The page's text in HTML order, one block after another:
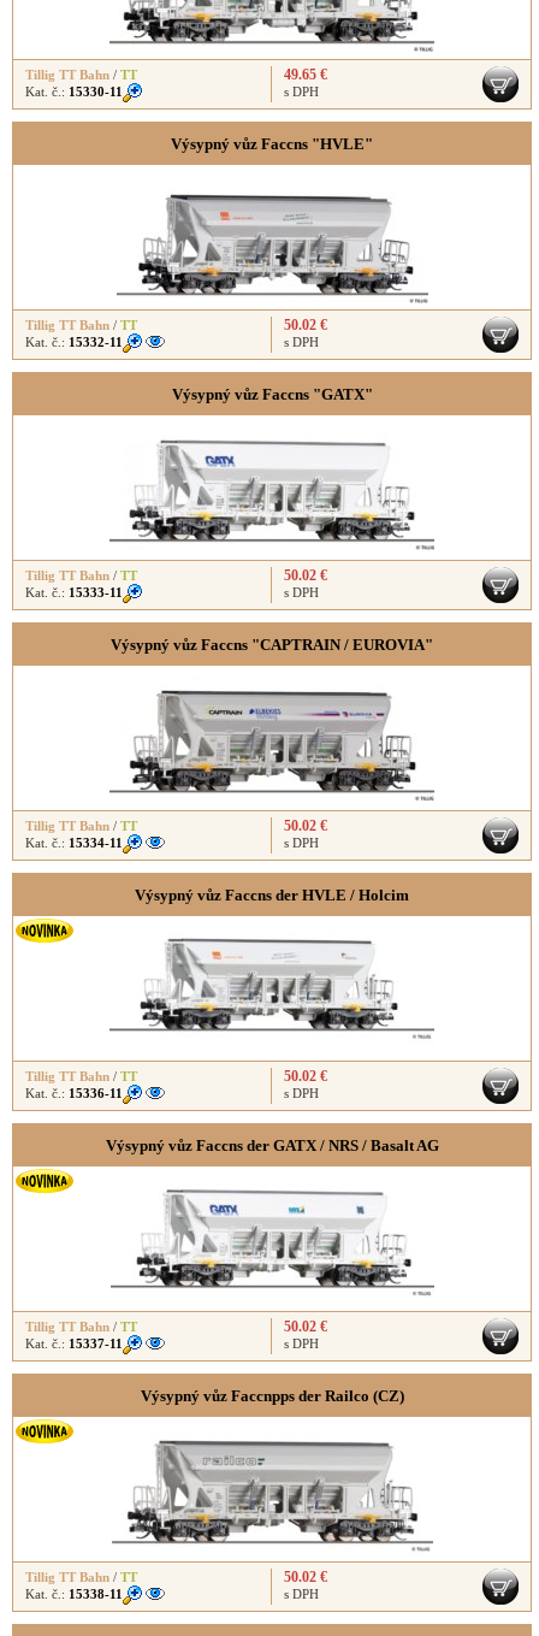
Tillig TT Bahn / TT
Kat. č.: 15330-11
49.65 €
s DPH
Výsypný vůz Faccns "HVLE"
Tillig TT Bahn / TT
Kat. č.: 15332-11
50.02 €
s DPH
Výsypný vůz Faccns "GATX"
Tillig TT Bahn / TT
Kat. č.: 15333-11
50.02 €
s DPH
Výsypný vůz Faccns "CAPTRAIN / EUROVIA"
Tillig TT Bahn / TT
Kat. č.: 15334-11
50.02 €
s DPH
Výsypný vůz Faccns der HVLE / Holcim
Tillig TT Bahn / TT
Kat. č.: 15336-11
50.02 €
s DPH
Výsypný vůz Faccns der GATX / NRS / Basalt AG
Tillig TT Bahn / TT
Kat. č.: 15337-11
50.02 €
s DPH
Výsypný vůz Faccnpps der Railco (CZ)
Tillig TT Bahn / TT
Kat. č.: 15338-11
50.02 €
s DPH